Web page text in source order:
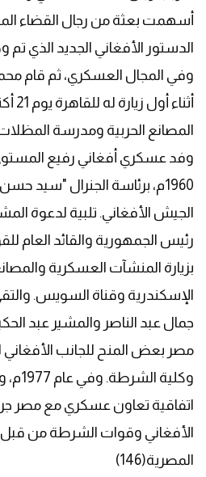
أسهمت بعثة من رجال القضاء
وفي المجال العسكري، ثم قام
وفد عسكري أفغاني رفيع المستوى
1960م، برئاسة الجنرال "سيد
الجيش الأفغاني. تلبية لدعوة
رئيس الجمهورية والقائد العام
بزيارة المنشآت العسكرية
الإسكندرية وقناة السويس.
مصر بعض المنح للجانب الأفغاني
وكلية
اتفاقية تعاون عسكري مع مصر
الأفغاني وقوات الشرطة من
المصرية(146)